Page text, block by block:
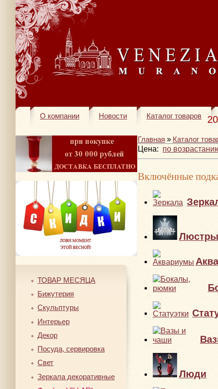
О компании Новости Каталог товаров
ТОВАР МЕСЯЦА
Бижутерия
Скульптуры
Интерьер
Декор
Посуда, сервировка
Свет
Зеркала декоративные
Главная » Каталог
Цена: по
Включённые
Люстры
Люди